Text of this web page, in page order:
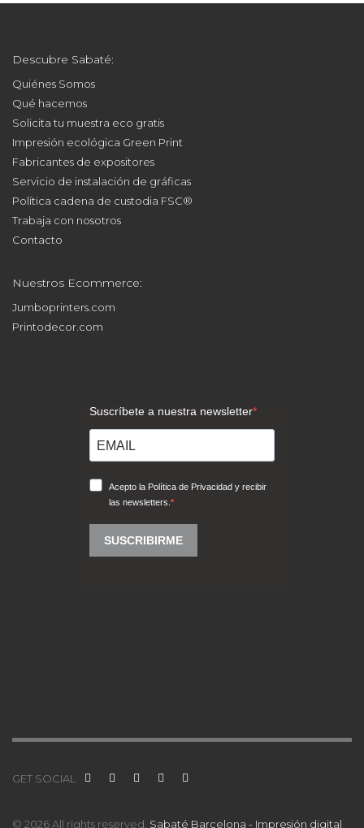
Descubre Sabaté:
Quiénes Somos
Qué hacemos
Solicita tu muestra eco gratis
Impresión ecológica Green Print
Fabricantes de expositores
Servicio de instalación de gráficas
Política cadena de custodia FSC®
Trabaja con nosotros
Contacto
Nuestros Ecommerce:
Jumboprinters.com
Printodecor.com
GET SOCIAL
© 2026 All rights reserved. Sabaté Barcelona - Impresión digital